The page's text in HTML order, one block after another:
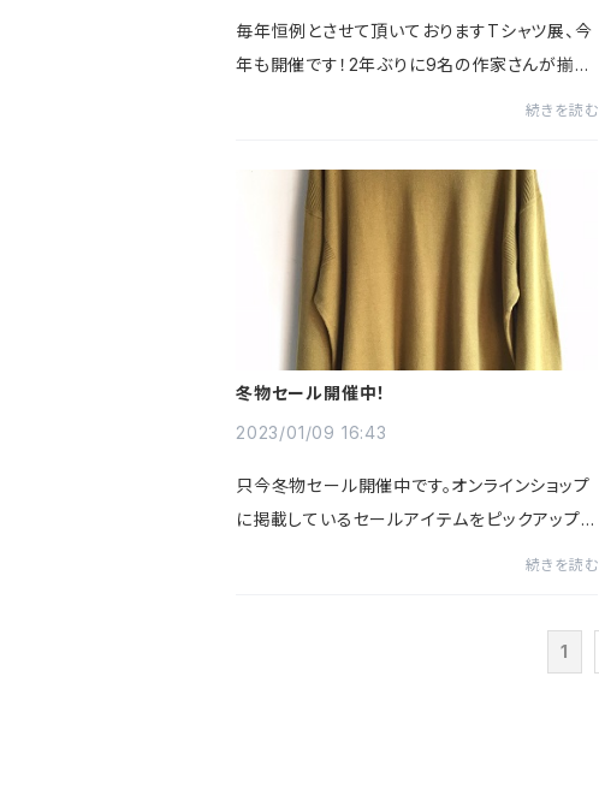
毎年恒例とさせて頂いておりますTシャツ展、今
年も開催です！2年ぶりに9名の作家さんが揃い
オンラインショップでご...
続きを読む
冬物セール開催中！
2023/01/09 16:43
只今冬物セール開催中です。オンラインショップ
に掲載しているセールアイテムをピックアップし
続きを読む
1